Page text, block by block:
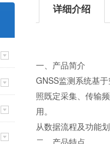
详细介绍
一、产品简介
GNSS监测系统基
照既定采集、传输
用。
从数据流程及功能